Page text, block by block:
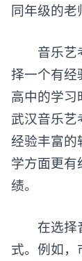
同年级的老
音乐艺考
择一个有经
高中的学习
武汉音乐艺
经验丰富的
学方面更有
绩。
在选择音
式。例如，